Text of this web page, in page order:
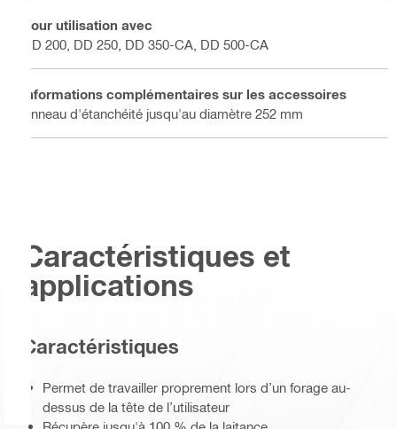
Pour utilisation avec
DD 200, DD 250, DD 350-CA, DD 500-CA
Informations complémentaires sur les accessoires
Anneau d'étanchéité jusqu'au diamètre 252 mm
Caractéristiques et
applications
Caractéristiques
Permet de travailler proprement lors d’un forage au-
dessus de la tête de l’utilisateur